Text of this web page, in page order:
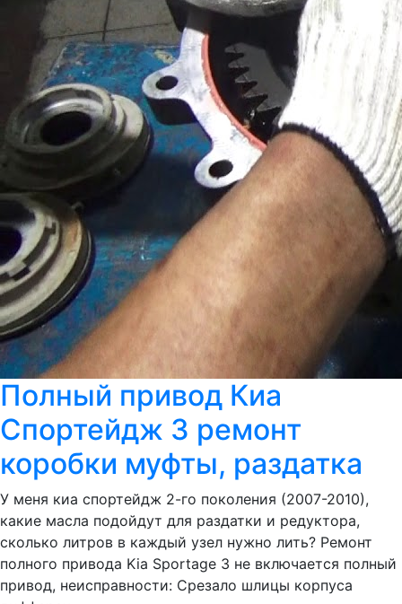
Полный привод Киа
Спортейдж 3 ремонт
коробки муфты, раздатка
У меня киа спортейдж 2-го поколения (2007-2010),
какие масла подойдут для раздатки и редуктора,
сколько литров в каждый узел нужно лить? Ремонт
полного привода Kia Sportage 3 не включается полный
привод, неисправности: Cрезало шлицы корпуса